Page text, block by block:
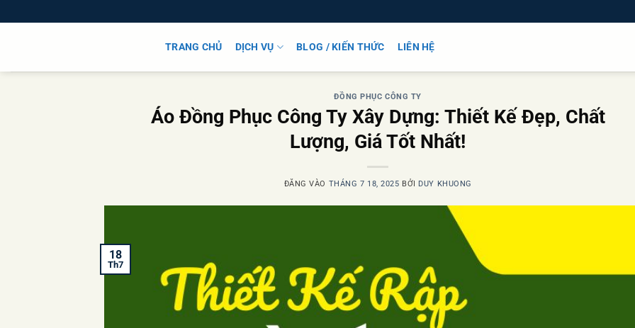
qua
TRANG CHỦ DỊCH VỤ BLOG / KIẾN THỨC LIÊN HỆ
ĐỒNG PHỤC CÔNG TY
Áo Đồng Phục Công Ty Xây Dựng: Thiết Kế Đẹp, Chất
Lượng, Giá Tốt Nhất!
ĐĂNG VÀO THÁNG 7 18, 2025 BỞI DUY KHUONG
18
Th7